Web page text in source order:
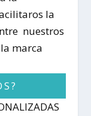
la
nuestros
marca